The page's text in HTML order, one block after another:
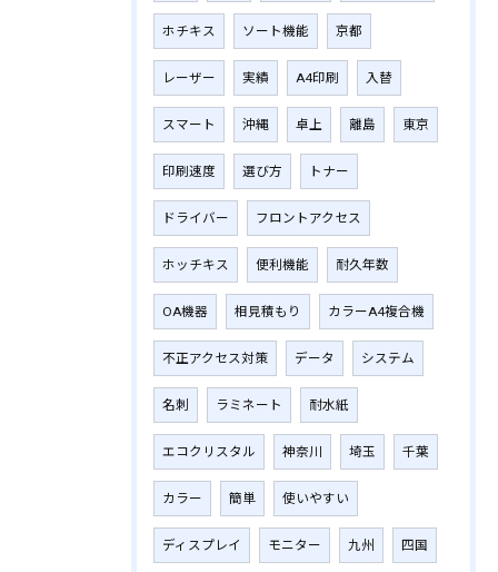
ホチキス ソート機能 京都
レーザー 実績 A4印刷 入替
スマート 沖縄 卓上 離島 東京
印刷速度 選び方 トナー
ドライバー フロントアクセス
ホッチキス 便利機能 耐久年数
OA機器 相見積もり カラーA4複合機
不正アクセス対策 データ システム
名刺 ラミネート 耐水紙
エコクリスタル 神奈川 埼玉 千葉
カラー 簡単 使いやすい
ディスプレイ モニター 九州 四国